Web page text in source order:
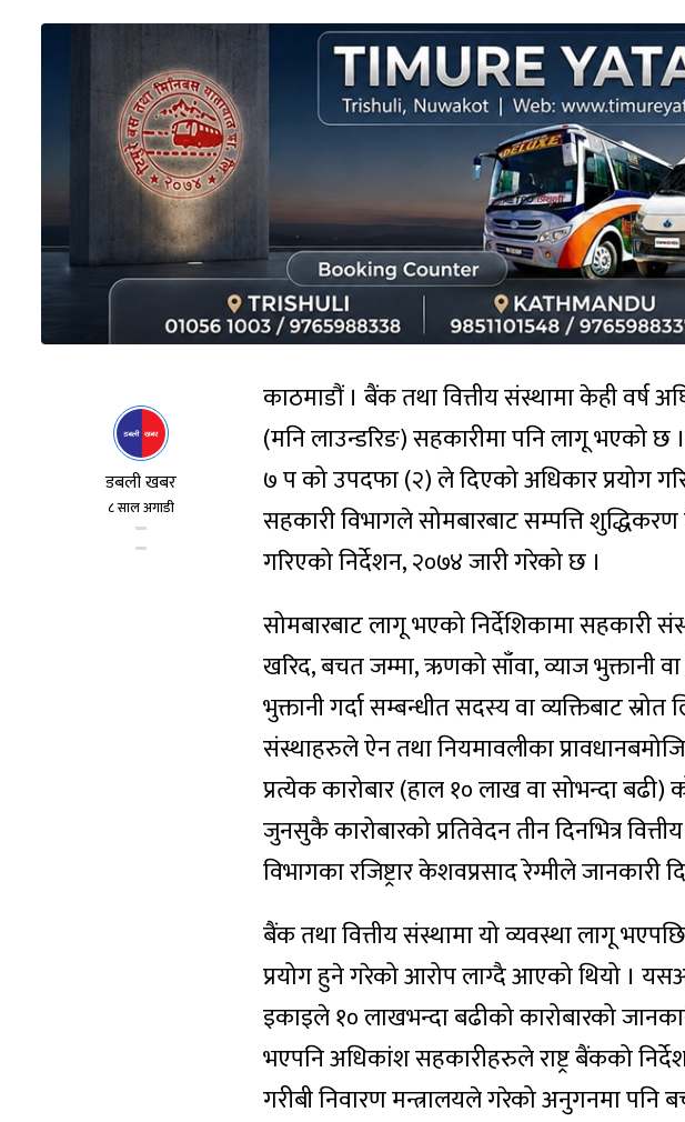
डबली खबर
८ साल अगाडी
काठमाडौं । बैंक तथा वित्तीय संस्थामा केही
(मनि लाउन्डरिङ) सहकारीमा पनि लागू भएको
७ प को उपदफा (२) ले दिएको अधिकार प्रयोग
सहकारी विभागले सोमबारबाट सम्पत्ति
गरिएको निर्देशन, २०७४ जारी गरेको छ ।
सोमबारबाट लागू भएको निर्देशिकामा सहकारी
खरिद, बचत जम्मा, ऋणको साँवा, व्याज भुक्तानी
भुक्तानी गर्दा सम्बन्धीत सदस्य वा व्यक्तिबाट
संस्थाहरुले ऐन तथा नियमावलीका
प्रत्येक कारोबार (हाल १० लाख वा सोभन्दा
जुनसुकै कारोबारको प्रतिवेदन तीन दिनभित्र
विभागका रजिष्ट्रार केशवप्रसाद रेग्मीले जानकारी
बैंक तथा वित्तीय संस्थामा यो व्यवस्था लागू
प्रयोग हुने गरेको आरोप लाग्दै आएको थियो ।
इकाइले १० लाखभन्दा बढीको कारोबारको
भएपनि अधिकांश सहकारीहरुले राष्ट्र बैंकको
गरीबी निवारण मन्त्रालयले गरेको अनुगनमा